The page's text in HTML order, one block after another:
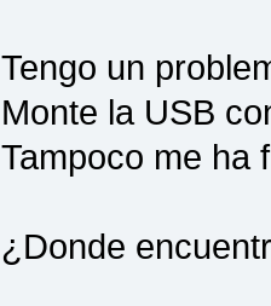
Tengo un
Monte la USB
Tampoco me ha
¿Donde